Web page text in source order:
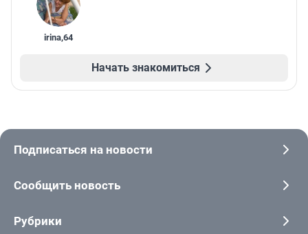
irina,64
Начать знакомиться
Подписаться на новости
Сообщить новость
Рубрики